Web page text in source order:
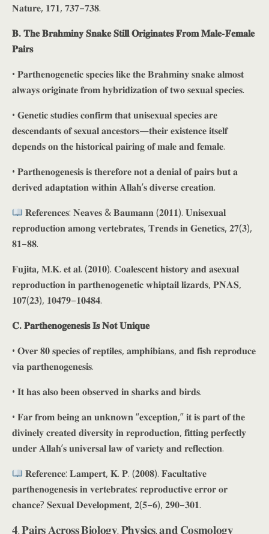
𝐍𝐚𝐭𝐮𝐫𝐞, 𝟏𝟕𝟏, 𝟕𝟑𝟕–𝟕𝟑𝟖.
𝐁. 𝐓𝐡𝐞 𝐁𝐫𝐚𝐡𝐦𝐢𝐧𝐲 𝐒𝐧𝐚𝐤𝐞 𝐒𝐭𝐢𝐥𝐥 𝐎𝐫𝐢𝐠𝐢𝐧𝐚𝐭𝐞𝐬 𝐅𝐫𝐨𝐦 𝐌𝐚𝐥𝐞-𝐅𝐞𝐦𝐚𝐥𝐞
𝐏𝐚𝐢𝐫𝐬
• 𝐏𝐚𝐫𝐭𝐡𝐞𝐧𝐨𝐠𝐞𝐧𝐞𝐭𝐢𝐜 𝐬𝐩𝐞𝐜𝐢𝐞𝐬 𝐥𝐢𝐤𝐞 𝐭𝐡𝐞 𝐁𝐫𝐚𝐡𝐦𝐢𝐧𝐲 𝐬𝐧𝐚𝐤𝐞 𝐚𝐥𝐦𝐨𝐬𝐭
𝐚𝐥𝐰𝐚𝐲𝐬 𝐨𝐫𝐢𝐠𝐢𝐧𝐚𝐭𝐞 𝐟𝐫𝐨𝐦 𝐡𝐲𝐛𝐫𝐢𝐝𝐢𝐳𝐚𝐭𝐢𝐨𝐧 𝐨𝐟 𝐭𝐰𝐨 𝐬𝐞𝐱𝐮𝐚𝐥 𝐬𝐩𝐞𝐜𝐢𝐞𝐬.
• 𝐆𝐞𝐧𝐞𝐭𝐢𝐜 𝐬𝐭𝐮𝐝𝐢𝐞𝐬 𝐜𝐨𝐧𝐟𝐢𝐫𝐦 𝐭𝐡𝐚𝐭 𝐮𝐧𝐢𝐬𝐞𝐱𝐮𝐚𝐥 𝐬𝐩𝐞𝐜𝐢𝐞𝐬 𝐚𝐫𝐞
𝐝𝐞𝐬𝐜𝐞𝐧𝐝𝐚𝐧𝐭𝐬 𝐨𝐟 𝐬𝐞𝐱𝐮𝐚𝐥 𝐚𝐧𝐜𝐞𝐬𝐭𝐨𝐫𝐬—𝐭𝐡𝐞𝐢𝐫 𝐞𝐱𝐢𝐬𝐭𝐞𝐧𝐜𝐞 𝐢𝐭𝐬𝐞𝐥𝐟
𝐝𝐞𝐩𝐞𝐧𝐝𝐬 𝐨𝐧 𝐭𝐡𝐞 𝐡𝐢𝐬𝐭𝐨𝐫𝐢𝐜𝐚𝐥 𝐩𝐚𝐢𝐫𝐢𝐧𝐠 𝐨𝐟 𝐦𝐚𝐥𝐞 𝐚𝐧𝐝 𝐟𝐞𝐦𝐚𝐥𝐞.
• 𝐏𝐚𝐫𝐭𝐡𝐞𝐧𝐨𝐠𝐞𝐧𝐞𝐬𝐢𝐬 𝐢𝐬 𝐭𝐡𝐞𝐫𝐞𝐟𝐨𝐫𝐞 𝐧𝐨𝐭 𝐚 𝐝𝐞𝐧𝐢𝐚𝐥 𝐨𝐟 𝐩𝐚𝐢𝐫𝐬 𝐛𝐮𝐭 𝐚
𝐝𝐞𝐫𝐢𝐯𝐞𝐝 𝐚𝐝𝐚𝐩𝐭𝐚𝐭𝐢𝐨𝐧 𝐰𝐢𝐭𝐡𝐢𝐧 𝐀𝐥𝐥𝐚𝐡’𝐬 𝐝𝐢𝐯𝐞𝐫𝐬𝐞 𝐜𝐫𝐞𝐚𝐭𝐢𝐨𝐧.
𝐑𝐞𝐟𝐞𝐫𝐞𝐧𝐜𝐞𝐬: 𝐍𝐞𝐚𝐯𝐞𝐬 & 𝐁𝐚𝐮𝐦𝐚𝐧𝐧 (𝟐𝟎𝟏𝟏). 𝐔𝐧𝐢𝐬𝐞𝐱𝐮𝐚𝐥
𝐫𝐞𝐩𝐫𝐨𝐝𝐮𝐜𝐭𝐢𝐨𝐧 𝐚𝐦𝐨𝐧𝐠 𝐯𝐞𝐫𝐭𝐞𝐛𝐫𝐚𝐭𝐞𝐬, 𝐓𝐫𝐞𝐧𝐝𝐬 𝐢𝐧 𝐆𝐞𝐧𝐞𝐭𝐢𝐜𝐬, 𝟐𝟕(𝟑),
𝟖𝟏–𝟖𝟖.
𝐅𝐮𝐣𝐢𝐭𝐚, 𝐌.𝐊. 𝐞𝐭 𝐚𝐥. (𝟐𝟎𝟏𝟎). 𝐂𝐨𝐚𝐥𝐞𝐬𝐜𝐞𝐧𝐭 𝐡𝐢𝐬𝐭𝐨𝐫𝐲 𝐚𝐧𝐝 𝐚𝐬𝐞𝐱𝐮𝐚𝐥
𝐫𝐞𝐩𝐫𝐨𝐝𝐮𝐜𝐭𝐢𝐨𝐧 𝐢𝐧 𝐩𝐚𝐫𝐭𝐡𝐞𝐧𝐨𝐠𝐞𝐧𝐞𝐭𝐢𝐜 𝐰𝐡𝐢𝐩𝐭𝐚𝐢𝐥 𝐥𝐢𝐳𝐚𝐫𝐝𝐬, 𝐏𝐍𝐀𝐒,
𝟏𝟎𝟕(𝟐𝟑), 𝟏𝟎𝟒𝟕𝟗–𝟏𝟎𝟒𝟖𝟒.
𝐂. 𝐏𝐚𝐫𝐭𝐡𝐞𝐧𝐨𝐠𝐞𝐧𝐞𝐬𝐢𝐬 𝐈𝐬 𝐍𝐨𝐭 𝐔𝐧𝐢𝐪𝐮𝐞
• 𝐎𝐯𝐞𝐫 𝟖𝟎 𝐬𝐩𝐞𝐜𝐢𝐞𝐬 𝐨𝐟 𝐫𝐞𝐩𝐭𝐢𝐥𝐞𝐬, 𝐚𝐦𝐩𝐡𝐢𝐛𝐢𝐚𝐧𝐬, 𝐚𝐧𝐝 𝐟𝐢𝐬𝐡 𝐫𝐞𝐩𝐫𝐨𝐝𝐮𝐜𝐞
𝐯𝐢𝐚 𝐩𝐚𝐫𝐭𝐡𝐞𝐧𝐨𝐠𝐞𝐧𝐞𝐬𝐢𝐬.
• 𝐈𝐭 𝐡𝐚𝐬 𝐚𝐥𝐬𝐨 𝐛𝐞𝐞𝐧 𝐨𝐛𝐬𝐞𝐫𝐯𝐞𝐝 𝐢𝐧 𝐬𝐡𝐚𝐫𝐤𝐬 𝐚𝐧𝐝 𝐛𝐢𝐫𝐝𝐬.
• 𝐅𝐚𝐫 𝐟𝐫𝐨𝐦 𝐛𝐞𝐢𝐧𝐠 𝐚𝐧 𝐮𝐧𝐤𝐧𝐨𝐰𝐧 “𝐞𝐱𝐜𝐞𝐩𝐭𝐢𝐨𝐧,” 𝐢𝐭 𝐢𝐬 𝐩𝐚𝐫𝐭 𝐨𝐟 𝐭𝐡𝐞
𝐝𝐢𝐯𝐢𝐧𝐞𝐥𝐲 𝐜𝐫𝐞𝐚𝐭𝐞𝐝 𝐝𝐢𝐯𝐞𝐫𝐬𝐢𝐭𝐲 𝐢𝐧 𝐫𝐞𝐩𝐫𝐨𝐝𝐮𝐜𝐭𝐢𝐨𝐧, 𝐟𝐢𝐭𝐭𝐢𝐧𝐠 𝐩𝐞𝐫𝐟𝐞𝐜𝐭𝐥𝐲
𝐮𝐧𝐝𝐞𝐫 𝐀𝐥𝐥𝐚𝐡’𝐬 𝐮𝐧𝐢𝐯𝐞𝐫𝐬𝐚𝐥 𝐥𝐚𝐰 𝐨𝐟 𝐯𝐚𝐫𝐢𝐞𝐭𝐲 𝐚𝐧𝐝 𝐫𝐞𝐟𝐥𝐞𝐜𝐭𝐢𝐨𝐧.
𝐑𝐞𝐟𝐞𝐫𝐞𝐧𝐜𝐞: 𝐋𝐚𝐦𝐩𝐞𝐫𝐭, 𝐊. 𝐏. (𝟐𝟎𝟎𝟖). 𝐅𝐚𝐜𝐮𝐥𝐭𝐚𝐭𝐢𝐯𝐞
𝐩𝐚𝐫𝐭𝐡𝐞𝐧𝐨𝐠𝐞𝐧𝐞𝐬𝐢𝐬 𝐢𝐧 𝐯𝐞𝐫𝐭𝐞𝐛𝐫𝐚𝐭𝐞𝐬: 𝐫𝐞𝐩𝐫𝐨𝐝𝐮𝐜𝐭𝐢𝐯𝐞 𝐞𝐫𝐫𝐨𝐫 𝐨𝐫
𝐜𝐡𝐚𝐧𝐜𝐞? 𝐒𝐞𝐱𝐮𝐚𝐥 𝐃𝐞𝐯𝐞𝐥𝐨𝐩𝐦𝐞𝐧𝐭, 𝟐(𝟓–𝟔), 𝟐𝟗𝟎–𝟑𝟎𝟏.
𝟒. 𝐏𝐚𝐢𝐫𝐬 𝐀𝐜𝐫𝐨𝐬𝐬 𝐁𝐢𝐨𝐥𝐨𝐠𝐲, 𝐏𝐡𝐲𝐬𝐢𝐜𝐬, 𝐚𝐧𝐝 𝐂𝐨𝐬𝐦𝐨𝐥𝐨𝐠𝐲